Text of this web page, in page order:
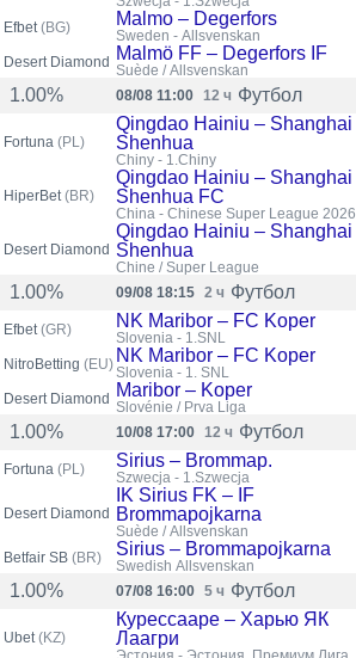
Efbet(BG) Malmo – Degerfors
Sweden - Allsvenskan
Desert Diamond Malmö FF – Degerfors IF
Suède / Allsvenskan
1.00% 08/08 11:00 12 ч Футбол
Fortuna (PL)
Qingdao Hainiu – Shanghai
Shenhua
Chiny - 1.Chiny
HiperBet(BR)
Qingdao Hainiu – Shanghai
Shenhua FC
China - Chinese Super League 2026
Desert Diamond
Qingdao Hainiu – Shanghai
Shenhua
Chine / Super League
1.00% 09/08 18:15 2 ч Футбол
Efbet(GR) NK Maribor – FC Koper
Slovenia - 1.SNL
NitroBetting (EU) NK Maribor – FC Koper
Slovenia - 1. SNL
Desert Diamond Maribor – Koper
Slovénie / Prva Liga
1.00%
10/08 17:00 12 ч Футбол
Fortuna (PL) Sirius – Brommap.
Szwecja - 1.Szwecja
Desert Diamond
IK Sirius FK – IF
Brommapojkarna
Suède / Allsvenskan
Betfair SB (BR) Sirius – Brommapojkarna
Swedish Allsvenskan
1.00% 07/08 16:00 5 ч Футбол
Ubet(KZ)
Курессааре – Харью ЯК
Лаагри